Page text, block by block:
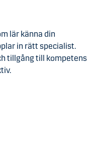
lär känna din
in rätt specialist.
tillgång till kompetens